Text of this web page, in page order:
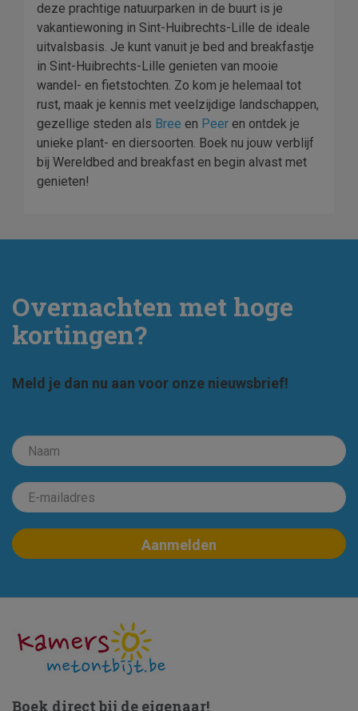
deze prachtige natuurparken in de buurt is je
vakantiewoning in Sint-Huibrechts-Lille de ideale
uitvalsbasis. Je kunt vanuit je bed and breakfastje
in Sint-Huibrechts-Lille genieten van mooie
wandel- en fietstochten. Zo kom je helemaal tot
rust, maak je kennis met veelzijdige landschappen,
gezellige steden als Bree en Peer en ontdek je
unieke plant- en diersoorten. Boek nu jouw verblijf
bij Wereldbed and breakfast en begin alvast met
genieten!
Overnachten met hoge
kortingen?
Meld je dan nu aan voor onze nieuwsbrief!
Boek direct bij de eigenaar!